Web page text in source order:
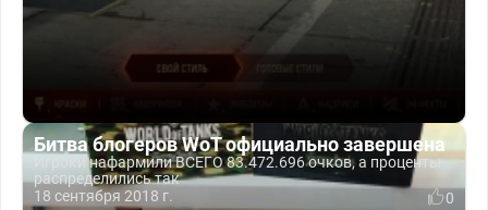
Битва блогеров WoT официально завершена
Игроки нафармили ВСЕГО 83.472.696 очков, а проценты
распределились так
18 сентября 2018 г.
0